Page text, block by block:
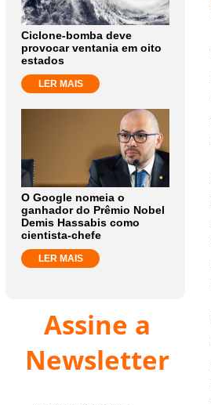
Ciclone-bomba deve
provocar ventania em oito
estados
LER MAIS
O Google nomeia o
ganhador do Prêmio Nobel
Demis Hassabis como
cientista-chefe
LER MAIS
Assine a
Newsletter